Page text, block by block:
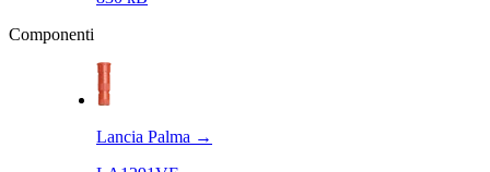
Componenti
Lancia Palma →